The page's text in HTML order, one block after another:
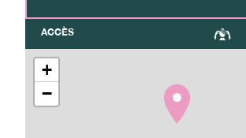
ACCÈS
+
−